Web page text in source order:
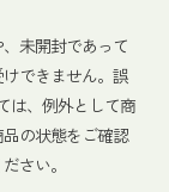
未開封であって
できません。誤
は、例外として商
の状態をご確認
さい。